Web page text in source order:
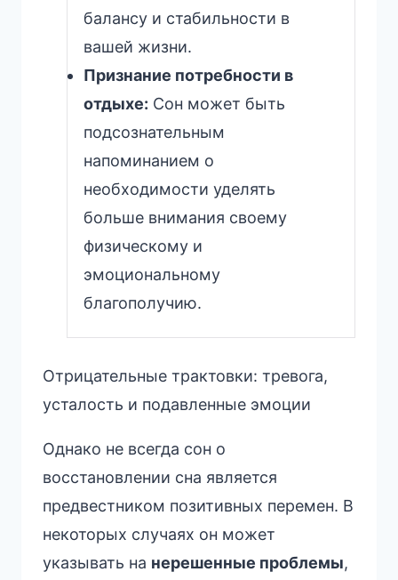
балансу и стабильности в
вашей жизни.
Признание потребности в
отдыхе: Сон может быть
подсознательным
напоминанием о
необходимости уделять
больше внимания своему
физическому и
эмоциональному
благополучию.
Отрицательные трактовки: тревога,
усталость и подавленные эмоции
Однако не всегда сон о
восстановлении сна является
предвестником позитивных перемен. В
некоторых случаях он может
указывать на нерешенные проблемы,